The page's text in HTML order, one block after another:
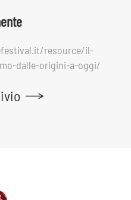
resource/il-
dalle-origini-a-oggi/